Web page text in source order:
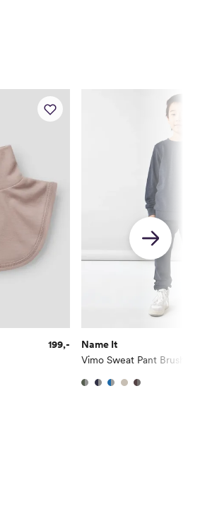
199,-
Name It
Vimo Sweat Pant Brushed